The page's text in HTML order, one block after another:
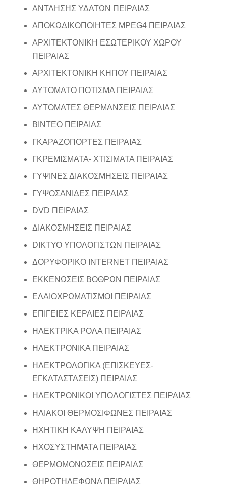
ΑΝΤΛΗΣΗΣ ΥΔΑΤΩΝ ΠΕΙΡΑΙΑΣ
ΑΠΟΚΩΔΙΚΟΠΟΙΗΤΕΣ MPEG4 ΠΕΙΡΑΙΑΣ
ΑΡΧΙΤΕΚΤΟΝΙΚΗ ΕΣΩΤΕΡΙΚΟΥ ΧΩΡΟΥ
ΠΕΙΡΑΙΑΣ
ΑΡΧΙΤΕΚΤΟΝΙΚΗ ΚΗΠΟΥ ΠΕΙΡΑΙΑΣ
ΑΥΤΟΜΑΤΟ ΠΟΤΙΣΜΑ ΠΕΙΡΑΙΑΣ
ΑΥΤΟΜΑΤΕΣ ΘΕΡΜΑΝΣΕΙΣ ΠΕΙΡΑΙΑΣ
ΒΙΝΤΕΟ ΠΕΙΡΑΙΑΣ
ΓΚΑΡΑΖΟΠΟΡΤΕΣ ΠΕΙΡΑΙΑΣ
ΓΚΡΕΜΙΣΜΑΤΑ- ΧΤΙΣΙΜΑΤΑ ΠΕΙΡΑΙΑΣ
ΓΥΨΙΝΕΣ ΔΙΑΚΟΣΜΗΣΕΙΣ ΠΕΙΡΑΙΑΣ
ΓΥΨΟΣΑΝΙΔΕΣ ΠΕΙΡΑΙΑΣ
DVD ΠΕΙΡΑΙΑΣ
ΔΙΑΚΟΣΜΗΣΕΙΣ ΠΕΙΡΑΙΑΣ
DΙΚΤΥΟ ΥΠΟΛΟΓΙΣΤΩΝ ΠΕΙΡΑΙΑΣ
ΔΟΡΥΦΟΡΙΚΟ INTERNET ΠΕΙΡΑΙΑΣ
ΕΚΚΕΝΩΣΕΙΣ ΒΟΘΡΩΝ ΠΕΙΡΑΙΑΣ
ΕΛΑΙΟΧΡΩΜΑΤΙΣΜΟΙ ΠΕΙΡΑΙΑΣ
ΕΠΙΓΕΙΕΣ ΚΕΡΑΙΕΣ ΠΕΙΡΑΙΑΣ
ΗΛΕΚΤΡΙΚΑ ΡΟΛΑ ΠΕΙΡΑΙΑΣ
ΗΛΕΚΤΡΟΝΙΚΑ ΠΕΙΡΑΙΑΣ
ΗΛΕΚΤΡΟΛΟΓΙΚΑ (ΕΠΙΣΚΕΥΕΣ-
ΕΓΚΑΤΑΣΤΑΣΕΙΣ) ΠΕΙΡΑΙΑΣ
ΗΛΕΚΤΡΟΝΙΚΟΙ ΥΠΟΛΟΓΙΣΤΕΣ ΠΕΙΡΑΙΑΣ
ΗΛΙΑΚΟΙ ΘΕΡΜΟΣΙΦΩΝΕΣ ΠΕΙΡΑΙΑΣ
ΗΧΗΤΙΚΗ ΚΑΛΥΨΗ ΠΕΙΡΑΙΑΣ
ΗΧΟΣΥΣΤΗΜΑΤΑ ΠΕΙΡΑΙΑΣ
ΘΕΡΜΟΜΟΝΩΣΕΙΣ ΠΕΙΡΑΙΑΣ
ΘΗΡΟΤΗΛΕΦΩΝΑ ΠΕΙΡΑΙΑΣ